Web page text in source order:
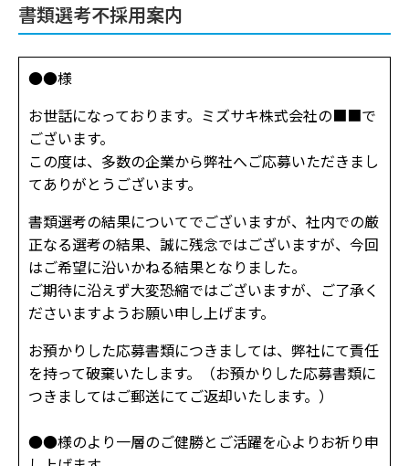
書類選考不採用案内
●●様
お世話になっております。ミズサキ株式会社の■■で
ございます。
この度は、多数の企業から弊社へご応募いただきまし
てありがとうございます。
書類選考の結果についてでございますが、社内での厳
正なる選考の結果、 誠に残念ではございますが、今回
はご希望に沿いかねる結果となりました。
ご期待に沿えず大変恐縮ではございますが、ご了承く
ださいますようお願い申し上げます。
お預かりした応募書類につきましては、弊社にて責任
を持って破棄いたします。（お預かりした応募書類に
つきましてはご郵送にてご返却いたします。）
●●様のより一層のご健勝とご活躍を心よりお祈り申